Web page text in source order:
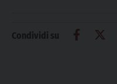
Condividi su